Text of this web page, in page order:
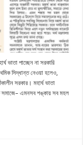
ভাতা পাচ্ছেন না সরকারি
সিদ্ধান্ত নেওয়া হলেও,
সরকার। মহার্ঘ ভাতা
সমাজে– এমনসব শঙ্কায় সব মহল